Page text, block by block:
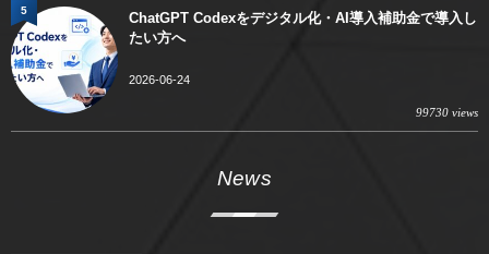
ChatGPT Codexをデジタル化・AI導入補助金で導入し
たい方へ
2026-06-24
99730 views
5
News